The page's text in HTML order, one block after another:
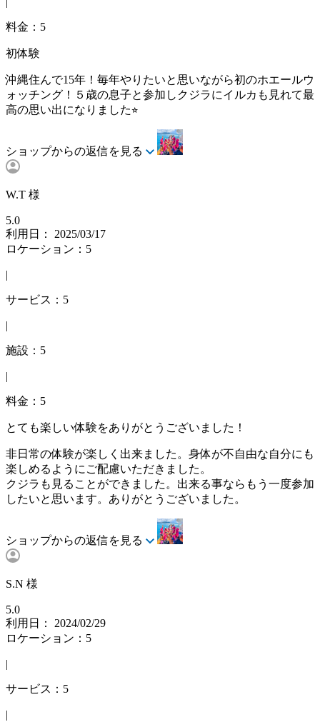
料金：5
初体験
沖縄住んで15年！毎年やりたいと思いながら初のホエールウ
ォッチング！５歳の息子と参加しクジラにイルカも見れて最
高の思い出になりました⭐︎
ショップからの返信を見る
W.T 様
5.0
利用日： 2025/03/17
ロケーション：5
|
サービス：5
|
施設：5
|
料金：5
とても楽しい体験をありがとうございました！
非日常の体験が楽しく出来ました。身体が不自由な自分にも
楽しめるようにご配慮いただきました。
クジラも見ることができました。出来る事ならもう一度参加
したいと思います。ありがとうございました。
ショップからの返信を見る
S.N 様
5.0
利用日： 2024/02/29
ロケーション：5
|
サービス：5
|